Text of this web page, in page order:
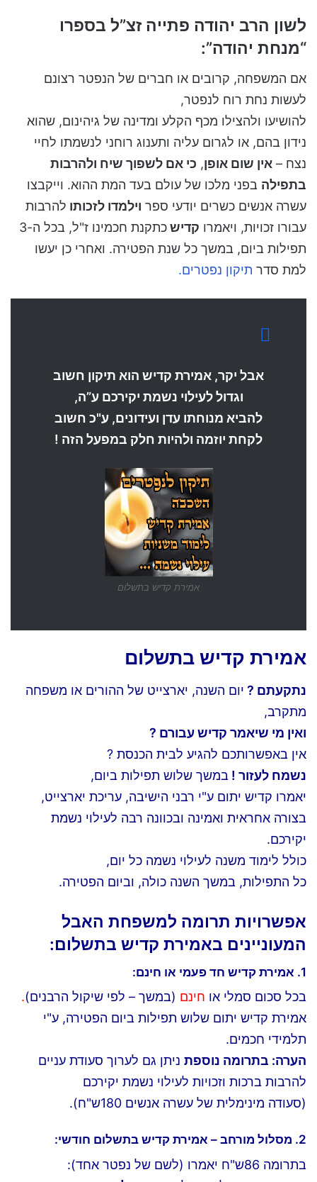
לשון הרב יהודה פתייה זצ”ל בספרו
“מנחת יהודה”:
אם המשפחה, קרובים או חברים של הנפטר רצונם
לעשות נחת רוח לנפטר,
להושיעו ולהצילו מכף הקלע ומדינה של גיהינום, שהוא
נידון בהם, או לגרום עליה ותענוג רוחני לנשמתו לחיי
נצח – אין שום אופן, כי אם לשפוך שיח ולהרבות
בתפילה בפני מלכו של עולם בעד המת ההוא. וייקבצו
עשרה אנשים כשרים יודעי ספר וילמדו לזכותו להרבות
עבורו זכויות, ויאמרו קדיש
כתקנת חכמינו ז"ל, בכל ה-3
תפילות ביום, במשך כל שנת הפטירה. ואחרי כן יעשו
למת סדר תיקון נפטרים.
אבל יקר, אמירת קדיש הוא תיקון חשוב
וגדול לעילוי נשמת יקירכם ע”ה,
להביא מנוחתו עדן ועידונים, ע"כ חשוב
לקחת יוזמה ולהיות חלק במפעל הזה !
אמירת קדיש בתשלום
אמירת קדיש בתשלום
נתקעתם ? יום השנה, יארצייט של ההורים או משפחה
מתקרב,
ואין מי שיאמר קדיש עבורם ?
אין באפשרותכם להגיע לבית הכנסת ?
נשמח לעזור ! במשך שלוש תפילות ביום,
יאמרו קדיש יתום ע"י רבני הישיבה, עריכת יארצייט,
בצורה אחראית ואמינה ובכוונה רבה לעילוי נשמת
יקירכם.
כולל לימוד משנה לעילוי נשמה כל יום,
כל התפילות, במשך השנה כולה, וביום הפטירה.
אפשרויות תרומה למשפחת האבל
המעוניינים באמירת קדיש בתשלום:
1. אמירת קדיש חד פעמי או חינם:
בכל סכום סמלי או חינם (במשך – לפי שיקול הרבנים).
אמירת קדיש יתום שלוש תפילות ביום הפטירה, ע"י
תלמידי חכמים.
הערה: בתרומה נוספת ניתן גם לערוך סעודת עניים
להרבות ברכות וזכויות לעילוי נשמת יקירכם
(סעודה מינימלית של עשרה אנשים 180ש"ח).
2. מסלול מורחב – אמירת קדיש בתשלום חודשי:
בתרומה 86ש"ח יאמרו (לשם של נפטר אחד):